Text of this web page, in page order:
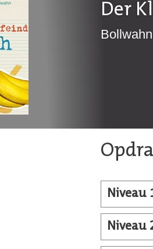
Der
Niveau
Niveau